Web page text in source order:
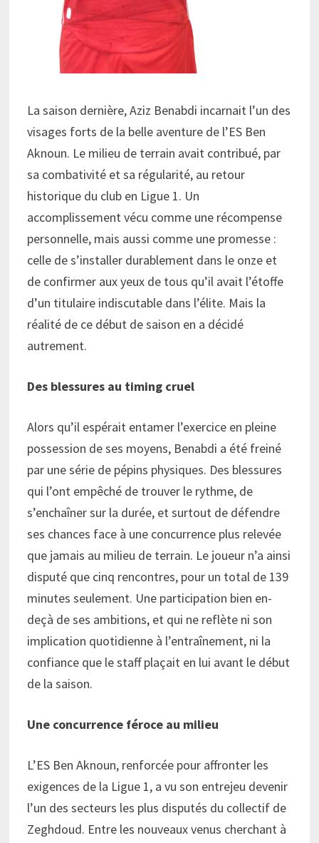
La saison dernière, Aziz Benabdi incarnait l’un des
visages forts de la belle aventure de l’ES Ben
Aknoun. Le milieu de terrain avait contribué, par
sa combativité et sa régularité, au retour
historique du club en Ligue 1. Un
accomplissement vécu comme une récompense
personnelle, mais aussi comme une promesse :
celle de s’installer durablement dans le onze et
de confirmer aux yeux de tous qu’il avait l’étoffe
d’un titulaire indiscutable dans l’élite. Mais la
réalité de ce début de saison en a décidé
autrement.
Des blessures au timing cruel
Alors qu’il espérait entamer l’exercice en pleine
possession de ses moyens, Benabdi a été freiné
par une série de pépins physiques. Des blessures
qui l’ont empêché de trouver le rythme, de
s’enchaîner sur la durée, et surtout de défendre
ses chances face à une concurrence plus relevée
que jamais au milieu de terrain. Le joueur n’a ainsi
disputé que cinq rencontres, pour un total de 139
minutes seulement. Une participation bien en-
deçà de ses ambitions, et qui ne reflète ni son
implication quotidienne à l’entraînement, ni la
confiance que le staff plaçait en lui avant le début
de la saison.
Une concurrence féroce au milieu
L’ES Ben Aknoun, renforcée pour affronter les
exigences de la Ligue 1, a vu son entrejeu devenir
l’un des secteurs les plus disputés du collectif de
Zeghdoud. Entre les nouveaux venus cherchant à